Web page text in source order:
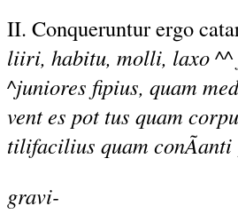
II. Conqueruntur ergo
liiri, habitu, molli, laxo ^^
^juniores fipius, quam
vent es pot tus quam
tilifacilius quam
gravi-